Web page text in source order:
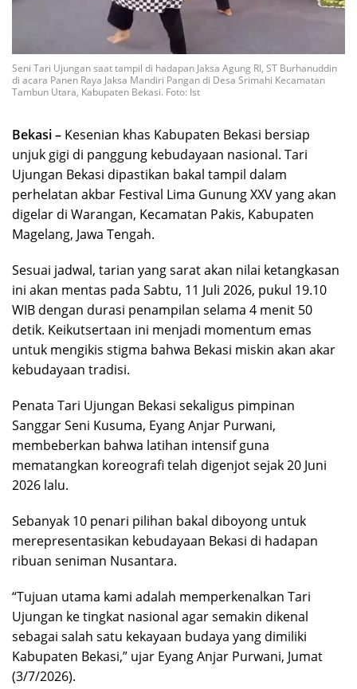
Seni Tari Ujungan saat tampil di hadapan Jaksa Agung RI, ST Burhanuddin
di acara Panen Raya Jaksa Mandiri Pangan di Desa Srimahi Kecamatan
Tambun Utara, Kabupaten Bekasi. Foto: Ist
Bekasi – Kesenian khas Kabupaten Bekasi bersiap
unjuk gigi di panggung kebudayaan nasional. Tari
Ujungan Bekasi dipastikan bakal tampil dalam
perhelatan akbar Festival Lima Gunung XXV yang akan
digelar di Warangan, Kecamatan Pakis, Kabupaten
Magelang, Jawa Tengah.
Sesuai jadwal, tarian yang sarat akan nilai ketangkasan
ini akan mentas pada Sabtu, 11 Juli 2026, pukul 19.10
WIB dengan durasi penampilan selama 4 menit 50
detik. Keikutsertaan ini menjadi momentum emas
untuk mengikis stigma bahwa Bekasi miskin akan akar
kebudayaan tradisi.
Penata Tari Ujungan Bekasi sekaligus pimpinan
Sanggar Seni Kusuma, Eyang Anjar Purwani,
membeberkan bahwa latihan intensif guna
mematangkan koreografi telah digenjot sejak 20 Juni
2026 lalu.
Sebanyak 10 penari pilihan bakal diboyong untuk
merepresentasikan kebudayaan Bekasi di hadapan
ribuan seniman Nusantara.
“Tujuan utama kami adalah memperkenalkan Tari
Ujungan ke tingkat nasional agar semakin dikenal
sebagai salah satu kekayaan budaya yang dimiliki
Kabupaten Bekasi,” ujar Eyang Anjar Purwani, Jumat
(3/7/2026).